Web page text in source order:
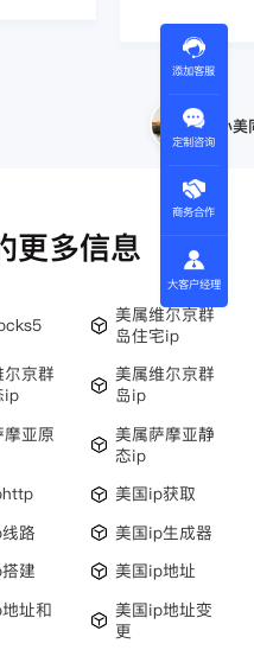
小
更多信息
美属维尔京群
岛住宅ip
京群
ip
美属维尔京群
岛ip
亚原
美属萨摩亚静
态ip
美国ip获取
路
美国ip生成器
建
美国ip地址
址和
美国ip地址变
更
添加客服
定制咨询
商务合作
大客户经理